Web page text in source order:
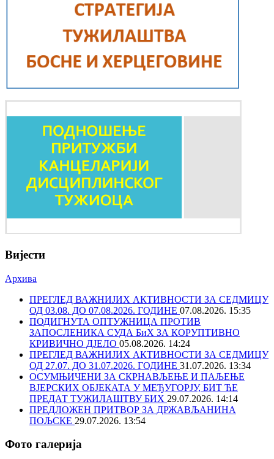
Вијести
Архива
ПРЕГЛЕД ВАЖНИЈИХ АКТИВНОСТИ ЗА СЕДМИЦУ
ОД 03.08. ДО 07.08.2026. ГОДИНЕ 07.08.2026. 15:35
ПОДИГНУТА ОПТУЖНИЦА ПРОТИВ
ЗАПОСЛЕНИКА СУДА БиХ ЗА КОРУПТИВНО
КРИВИЧНО ДЈЕЛО 05.08.2026. 14:24
ПРЕГЛЕД ВАЖНИЈИХ АКТИВНОСТИ ЗА СЕДМИЦУ
ОД 27.07. ДО 31.07.2026. ГОДИНЕ 31.07.2026. 13:34
ОСУМЊИЧЕНИ ЗА СКРНАВЉЕЊЕ И ПАЉЕЊЕ
ВЈЕРСКИХ ОБЈЕКАТА У МЕЂУГОРЈУ, БИТ ЋЕ
ПРЕДАТ ТУЖИЛАШТВУ БИХ 29.07.2026. 14:14
ПРЕДЛОЖЕН ПРИТВОР ЗА ДРЖАВЉАНИНА
ПОЉСКЕ 29.07.2026. 13:54
Фото галерија